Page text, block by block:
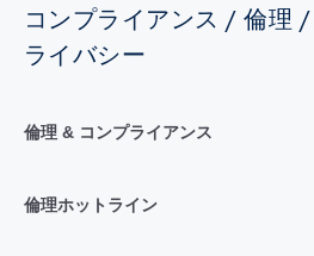
コンプライアンス / 倫理
ライバシー
倫理 & コンプライアンス
倫理ホットライン